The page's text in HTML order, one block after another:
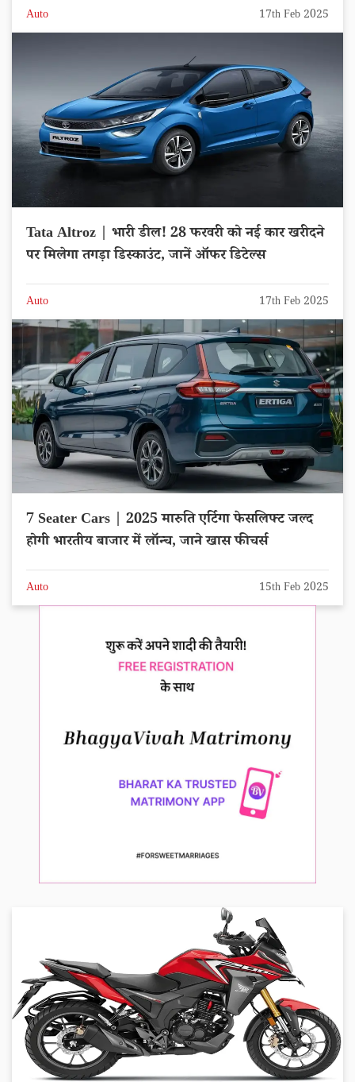
Auto 17th Feb 2025
Tata Altroz | भारी डील! 28 फरवरी को नई कार खरीदने
पर मिलेगा तगड़ा डिस्काउंट, जानें ऑफर डिटेल्स
Auto 17th Feb 2025
7 Seater Cars | 2025 मारुति एर्टिगा फेसलिफ्ट जल्द
होगी भारतीय बाजार में लॉन्च, जाने खास फीचर्स
Auto 15th Feb 2025